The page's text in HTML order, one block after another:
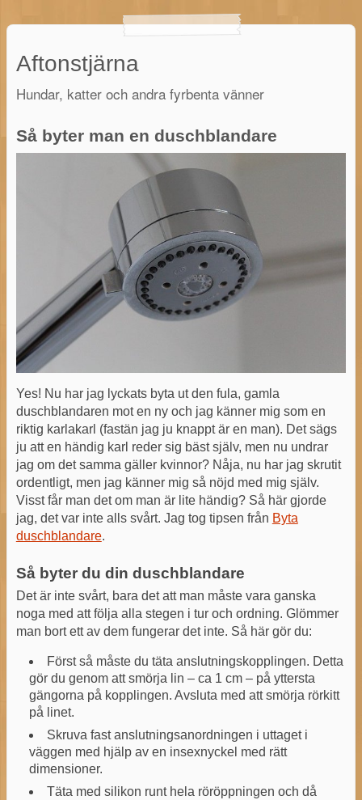
Aftonstjärna
Hundar, katter och andra fyrbenta vänner
Så byter man en duschblandare
Yes! Nu har jag lyckats byta ut den fula, gamla
duschblandaren mot en ny och jag känner mig som en
riktig karlakarl (fastän jag ju knappt är en man). Det sägs
ju att en händig karl reder sig bäst själv, men nu undrar
jag om det samma gäller kvinnor? Nåja, nu har jag skrutit
ordentligt, men jag känner mig så nöjd med mig själv.
Visst får man det om man är lite händig? Så här gjorde
jag, det var inte alls svårt. Jag tog tipsen från Byta
duschblandare.
Så byter du din duschblandare
Det är inte svårt, bara det att man måste vara ganska
noga med att följa alla stegen i tur och ordning. Glömmer
man bort ett av dem fungerar det inte. Så här gör du:
Först så måste du täta anslutningskopplingen. Detta
gör du genom att smörja lin – ca 1 cm – på yttersta
gängorna på kopplingen. Avsluta med att smörja rörkitt
på linet.
Skruva fast anslutningsanordningen i uttaget i
väggen med hjälp av en insexnyckel med rätt
dimensioner.
Täta med silikon runt hela röröppningen och då